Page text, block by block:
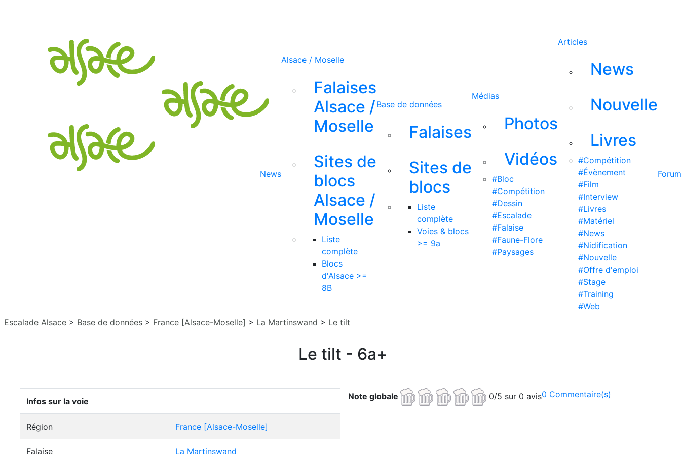
News
Alsace / Moselle
Falaises
Alsace /
Moselle
Sites de
blocs
Alsace /
Moselle
Liste
complète
Blocs
d'Alsace >=
8B
Base de données
Falaises
Sites de
blocs
Liste
complète
Voies & blocs
>= 9a
Médias
Photos
Vidéos
#Bloc
#Compétition
#Dessin
#Escalade
#Falaise
#Faune-Flore
#Paysages
Articles
News
Nouvelle
Livres
#Compétition
#Évènement
#Film
#Interview
#Livres
#Matériel
#News
#Nidification
#Nouvelle
#Offre d'emploi
#Stage
#Training
#Web
Forum
Escalade Alsace > Base de données > France [Alsace-Moselle] > La Martinswand > Le tilt
Le tilt - 6a+
Infos sur la voie
Région France [Alsace-Moselle]
Falaise La Martinswand
0 Commentaire(s)
Note globale 0/5 sur 0 avis